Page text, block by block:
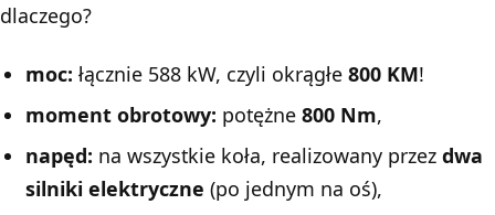
dlaczego?
moc: łącznie 588 kW, czyli okrągłe800 KM!
moment obrotowy: potężne800 Nm,
napęd: na wszystkie koła, realizowany przezdwa
silniki elektryczne (po jednym na oś),